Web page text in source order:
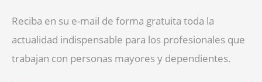
Reciba en su e-mail de forma gratuita toda la
actualidad indispensable para los profesionales que
trabajan con personas mayores y dependientes.